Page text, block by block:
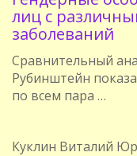
лиц с
заболеваний
Сравнительный
Рубинштейн
по всем пара …
Куклин Виталий